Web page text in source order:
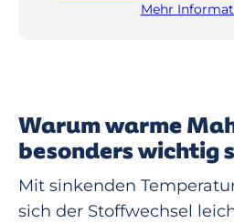
Mehr
Warum warme
besonders wichtig
Mit sinkenden
sich der Stoffwechsel